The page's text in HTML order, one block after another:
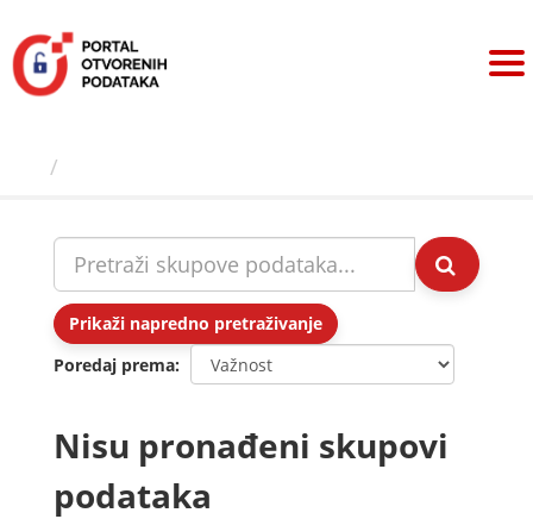
sadržaj
Prikaži napredno pretraživanje
Poredaj prema
Nisu pronađeni skupovi
podataka